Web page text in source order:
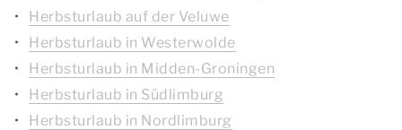
Herbsturlaub auf der Veluwe
Herbsturlaub in Westerwolde
Herbsturlaub in Midden-Groningen
Herbsturlaub in Südlimburg
Herbsturlaub in Nordlimburg